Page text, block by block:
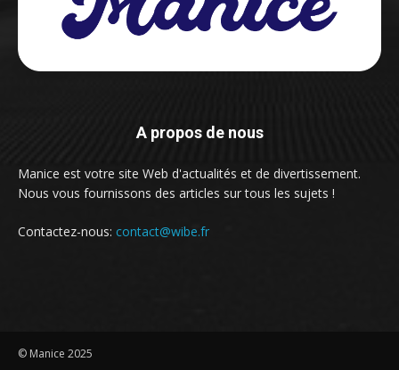
A propos de nous
Manice est votre site Web d'actualités et de divertissement.
Nous vous fournissons des articles sur tous les sujets !
Contactez-nous: contact@wibe.fr
© Manice 2025